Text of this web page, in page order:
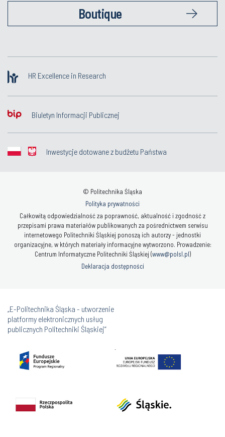
Boutique
HR Excellence in Research
Biuletyn Informacji Publicznej
Inwestycje dotowane z budżetu Państwa
© Politechnika Śląska
Polityka prywatności
Całkowitą odpowiedzialność za poprawność, aktualność i zgodność z
przepisami prawa materiałów publikowanych za pośrednictwem serwisu
internetowego Politechniki Śląskiej ponoszą ich autorzy - jednostki
organizacyjne, w których materiały informacyjne wytworzono. Prowadzenie:
Centrum Informatyczne Politechniki Śląskiej (www@polsl.pl)
Deklaracja dostępności
„E-Politechnika Śląska - utworzenie
platformy elektronicznych usług
publicznych Politechniki Śląskiej”